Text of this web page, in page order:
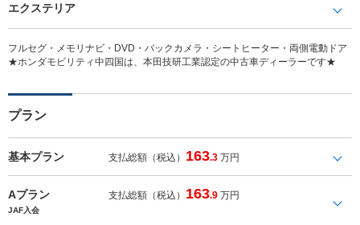
エクステリア
フルセグ・メモリナビ・DVD・バックカメラ・シートヒーター・両側電動ドア
★ホンダモビリティ中四国は、本田技研工業認定の中古車ディーラーです★
プラン
基本プラン 支払総額（税込） 163.3 万円
Aプラン 支払総額（税込） 163.9 万円
JAF入会